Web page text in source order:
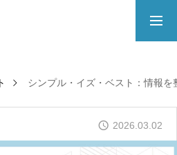
エリア
シンプル・イズ・ベスト：情報
2026.03.02